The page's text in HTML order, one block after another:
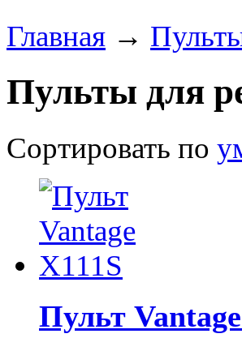
Главная →
Пульты для
Сортировать по
Пульт